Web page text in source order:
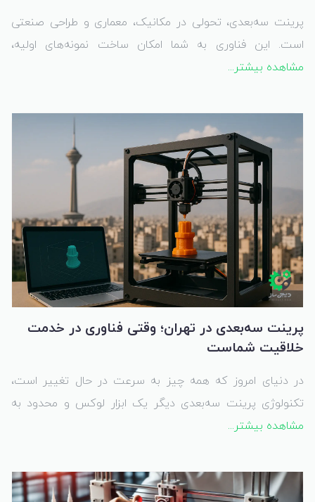
پرینت سه‌بعدی، تحولی در مکانیک، معماری و طراحی صنعتی
است. این فناوری به شما امکان ساخت نمونه‌های اولیه،
سه‌بعدی با کیفیت بالا و تنوع متریال.
مشاهده بیشتر...
پرینت سه‌بعدی در تهران؛ وقتی فناوری در خدمت
خلاقیت شماست
در دنیای امروز که همه چیز به سرعت در حال تغییر است،
تکنولوژی پرینت سه‌بعدی دیگر یک ابزار لوکس و محدود به
آزمایشگاه‌های صنعتی نیست؛ بلکه به بخشی از زندگی
دانشگاهی گرفته تا تولید ماکت‌های معماری یا حتی ساخت
ابزارهای مهندسی، پرینت سه‌بعدی همه جا حضور دارد.
مشاهده بیشتر...